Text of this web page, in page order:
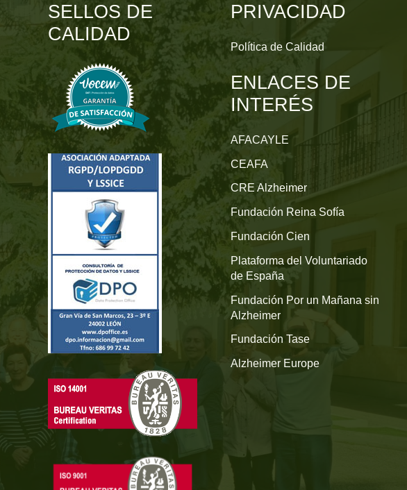
SELLOS DE
CALIDAD
PRIVACIDAD
Política de Calidad
ENLACES DE
INTERÉS
AFACAYLE
CEAFA
CRE Alzheimer
Fundación Reina Sofía
Fundación Cien
Plataforma del Voluntariado
de España
Fundación Por un Mañana sin
Alzheimer
Fundación Tase
Alzheimer Europe